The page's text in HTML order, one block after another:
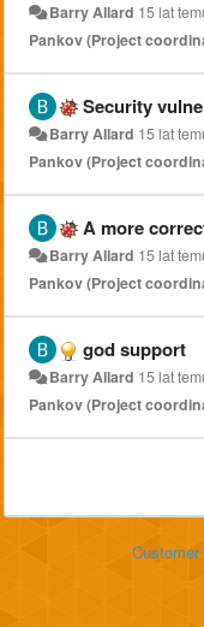
Barry Allard 15 lat
Pankov (Project
Security
Barry Allard 15 lat
Pankov (Project
A more correct
Barry Allard 15 lat
Pankov (Project
god support
Barry Allard 15 lat
Pankov (Project